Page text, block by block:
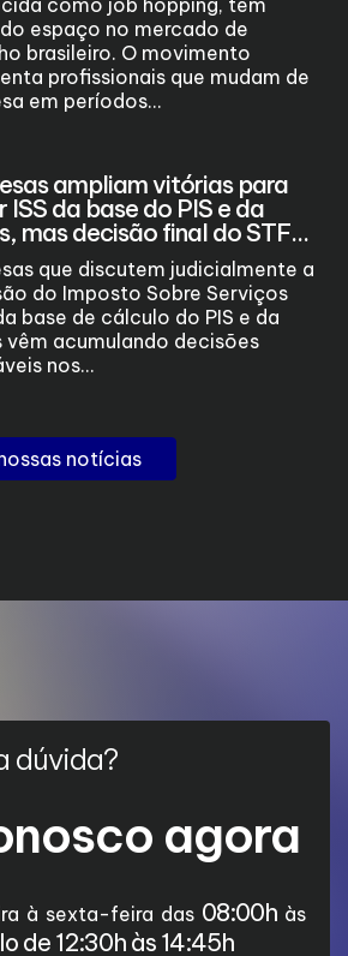
espaço no mercado de
brasileiro. O movimento
profissionais que mudam de
em períodos...
ampliam vitórias para
ISS da base do PIS e da
mas decisão final do STF...
que discutem judicialmente a
do Imposto Sobre Serviços
base de cálculo do PIS e da
vêm acumulando decisões
nos...
notícias
dúvida?
agora
à sexta-feira das 08:00h às
de 12:30h às 14:45h